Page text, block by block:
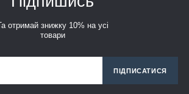
Та отримай знижку 10% на усі
товари
ПІДПИСАТИСЯ